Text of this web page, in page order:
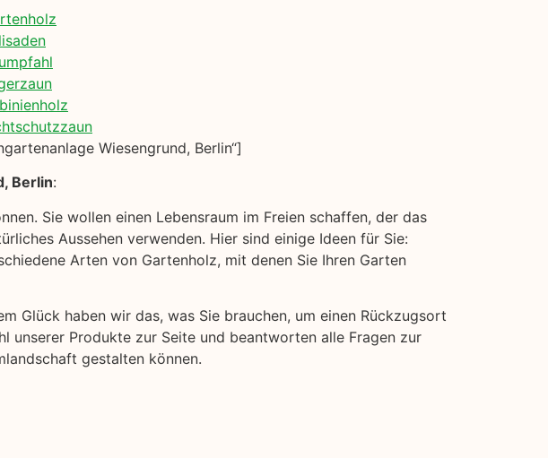
Wiesengrund, Berlin“]
Berlin:
Sie wollen einen Lebensraum im Freien schaffen, der das
Aussehen verwenden. Hier sind einige Ideen für Sie:
Arten von Gartenholz, mit denen Sie Ihren Garten
Glück haben wir das, was Sie brauchen, um einen Rückzugsort
unserer Produkte zur Seite und beantworten alle Fragen zur
gestalten können.